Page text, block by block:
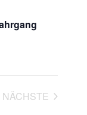
NÄCHSTE